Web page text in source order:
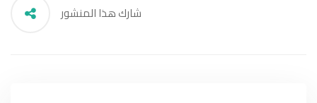
شارك هذا المنشور